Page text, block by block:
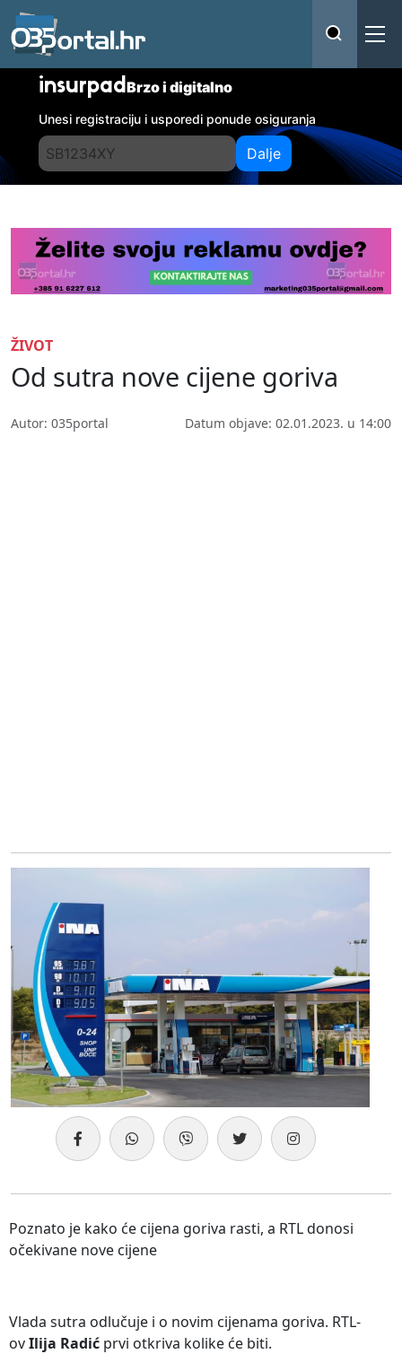
insurpadBrzo i digitalno
Unesi registraciju i usporedi ponude osiguranja
Dalje
ŽIVOT
Od sutra nove cijene goriva
Autor: 035portal Datum objave: 02.01.2023. u 14:00
Poznato je kako će cijena goriva rasti, a RTL donosi
očekivane nove cijene
Vlada sutra odlučuje i o novim cijenama goriva. RTL-
ovIlija Radić prvi otkriva kolike će biti.